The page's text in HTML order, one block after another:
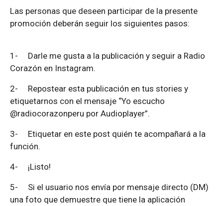
Las personas que deseen participar de la presente
promoción deberán seguir los siguientes pasos:
1- Darle me gusta a la publicación y seguir a Radio
Corazón en Instagram.
2- Repostear esta publicación en tus stories y
etiquetarnos con el mensaje “Yo escucho
@radiocorazonperu por Audioplayer”.
3- Etiquetar en este post quién te acompañará a la
función.
4- ¡Listo!
5- Si el usuario nos envía por mensaje directo (DM)
una foto que demuestre que tiene la aplicación